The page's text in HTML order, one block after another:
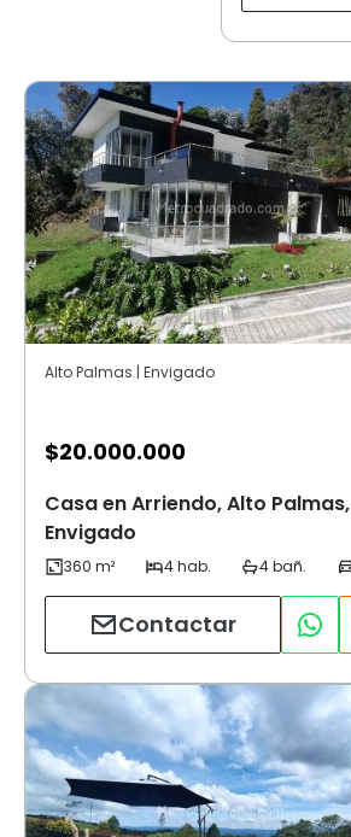
Alto Palmas | Envigado
$20.000.000
Casa en Arriendo, Alto Palmas,
Envigado
Contactar